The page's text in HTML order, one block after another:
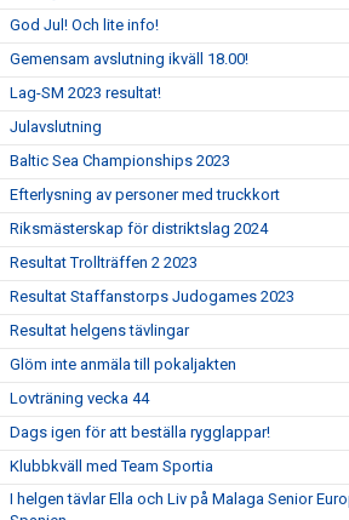
God Jul! Och lite info!
Gemensam avslutning ikväll 18.00!
Lag-SM 2023 resultat!
Julavslutning
Baltic Sea Championships 2023
Efterlysning av personer med truckkort
Riksmästerskap för distriktslag 2024
Resultat Trollträffen 2 2023
Resultat Staffanstorps Judogames 2023
Resultat helgens tävlingar
Glöm inte anmäla till pokaljakten
Lovträning vecka 44
Dags igen för att beställa rygglappar!
Klubbkväll med Team Sportia
I helgen tävlar Ella och Liv på Malaga Senior